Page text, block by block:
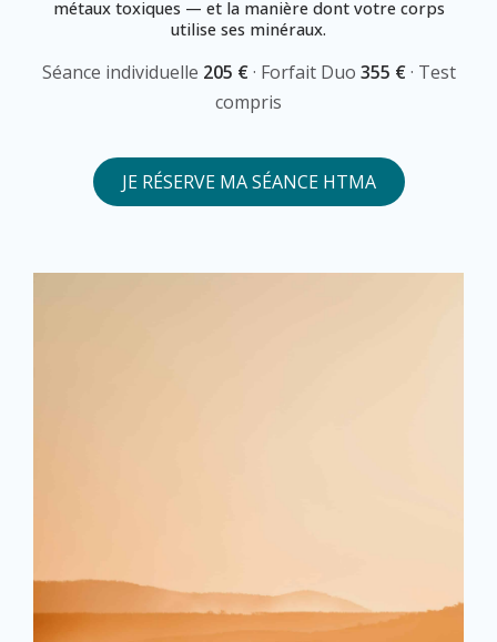
métaux toxiques — et la manière dont votre corps
utilise ses minéraux.
Séance individuelle 205 €· Forfait Duo 355 €· Test
compris
JE RÉSERVE MA SÉANCE HTMA